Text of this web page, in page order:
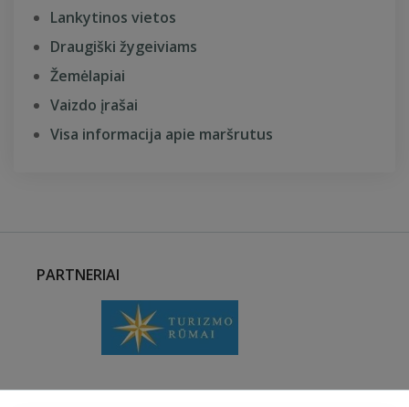
Lankytinos vietos
Draugiški žygeiviams
Žemėlapiai
Vaizdo įrašai
Visa informacija apie maršrutus
PARTNERIAI